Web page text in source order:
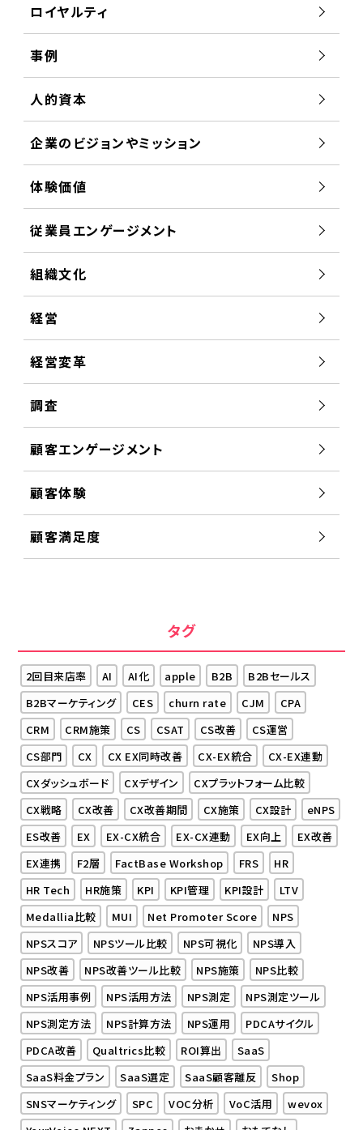
ロイヤルティ
事例
人的資本
企業のビジョンやミッション
体験価値
従業員エンゲージメント
組織文化
経営
経営変革
調査
顧客エンゲージメント
顧客体験
顧客満足度
タグ
2回目来店率 AI AI化 apple B2B
B2Bセールス
B2Bマーケティング
CES churn rate CJM
CPA
CRM
CRM施策 CS CSAT CS改善
CS運営
CS部門
CX CX EX同時改善 CX-EX統合
CX-EX連動
CXダッシュボード
CXデザイン
CXプラットフォーム比較
CX戦略
CX改善 CX改善期間 CX施策 CX設計
eNPS
ES改善
EX EX-CX統合 EX-CX連動 EX向上
EX改善
EX連携
F2層 FactBase Workshop FRS
HR
HR Tech
HR施策 KPI KPI管理 KPI設計
LTV
Medallia比較
MUI Net Promoter Score
NPS
NPSスコア
NPSツール比較 NPS可視化
NPS導入
NPS改善
NPS改善ツール比較 NPS施策
NPS比較
NPS活用事例
NPS活用方法 NPS測定
NPS測定ツール
NPS測定方法
NPS計算方法 NPS運用
PDCAサイクル
PDCA改善
Qualtrics比較 ROI算出
SaaS
SaaS料金プラン
SaaS選定 SaaS顧客離反
Shop
SNSマーケティング
SPC VOC分析 VoC活用
wevox